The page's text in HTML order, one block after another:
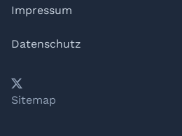
Impressum
Datenschutz
YouTube
𝕏LinkedIn
Telegram
Sitemap